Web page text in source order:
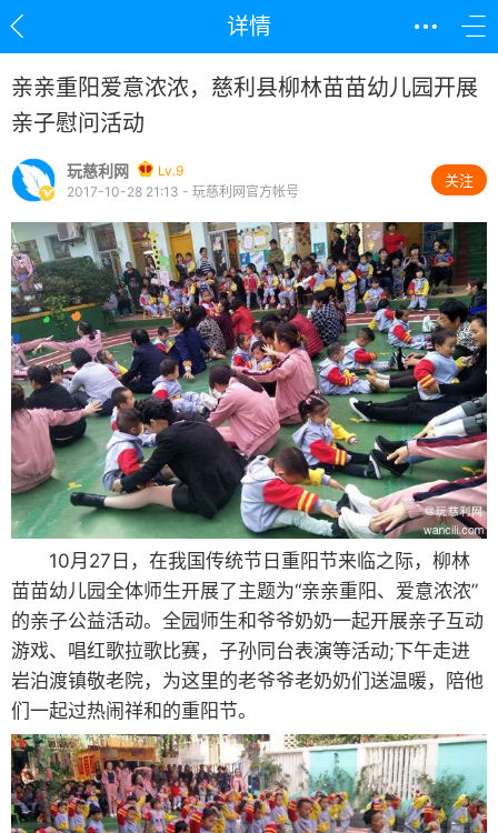
详情
亲亲重阳爱意浓浓，慈利县柳林苗苗幼儿园开展
亲子慰问活动
玩慈利网
Lv.9
2017-10-28 21:13 - 玩慈利网官方帐号
关注
10月27日，在我国传统节日重阳节来临之际，柳林
苗苗幼儿园全体师生开展了主题为“亲亲重阳、爱意浓浓”
的亲子公益活动。全园师生和爷爷奶奶一起开展亲子互动
游戏、唱红歌拉歌比赛，子孙同台表演等活动;下午走进
岩泊渡镇敬老院，为这里的老爷爷老奶奶们送温暖，陪他
们一起过热闹祥和的重阳节。